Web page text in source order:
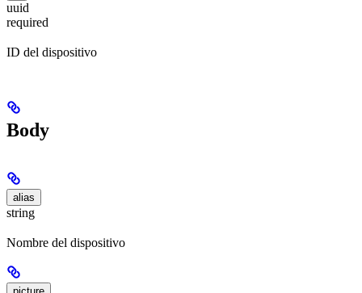
uuid
required
ID del dispositivo
Body
alias
string
Nombre del dispositivo